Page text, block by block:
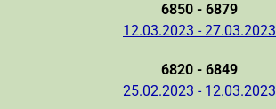
6850 - 6879
12.03.2023 - 27.03.2023
6820 - 6849
25.02.2023 - 12.03.2023